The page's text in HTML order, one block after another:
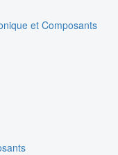
et Composants